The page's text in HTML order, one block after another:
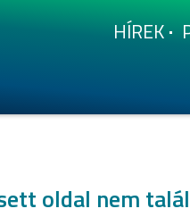
HÍ­REK
oldal nem